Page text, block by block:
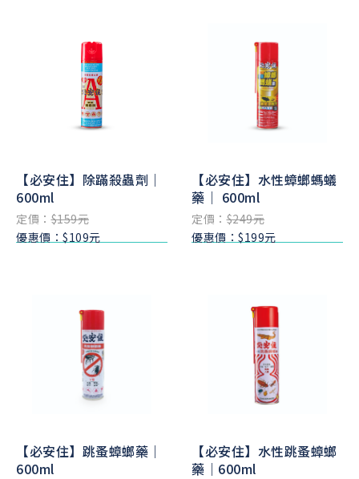
【必安住】除蹣殺蟲劑｜
600ml
定價：$159元
優惠價：$109元
【必安住】水性蟑螂螞蟻
藥｜ 600ml
定價：$249元
優惠價：$199元
【必安住】跳蚤蟑螂藥｜
600ml
【必安住】水性跳蚤蟑螂
藥｜600ml